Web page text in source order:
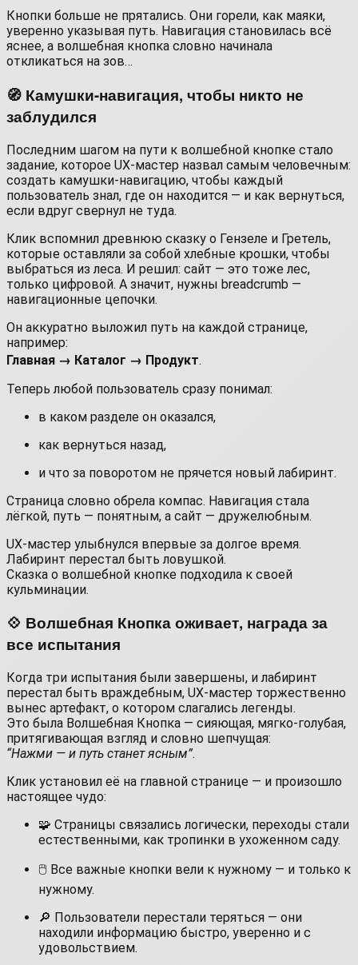
Кнопки больше не прятались. Они горели, как маяки,
уверенно указывая путь. Навигация становилась всё
яснее, а волшебная кнопка словно начинала
откликаться на зов…
🧭 Камушки-навигация, чтобы никто не
заблудился
Последним шагом на пути к волшебной кнопке стало
задание, которое UX-мастер назвал самым человечным:
создать камушки-навигацию, чтобы каждый
пользователь знал, где он находится — и как вернуться,
если вдруг свернул не туда.
Клик вспомнил древнюю сказку о Гензеле и Гретель,
которые оставляли за собой хлебные крошки, чтобы
выбраться из леса. И решил: сайт — это тоже лес,
только цифровой. А значит, нужны breadcrumb —
навигационные цепочки.
Он аккуратно выложил путь на каждой странице,
например:
Главная → Каталог → Продукт.
Теперь любой пользователь сразу понимал:
в каком разделе он оказался,
как вернуться назад,
и что за поворотом не прячется новый лабиринт.
Страница словно обрела компас. Навигация стала
лёгкой, путь — понятным, а сайт — дружелюбным.
UX-мастер улыбнулся впервые за долгое время.
Лабиринт перестал быть ловушкой.
Сказка о волшебной кнопке подходила к своей
кульминации.
💠 Волшебная Кнопка оживает, награда за
все испытания
Когда три испытания были завершены, и лабиринт
перестал быть враждебным, UX-мастер торжественно
вынес артефакт, о котором слагались легенды.
Это была Волшебная Кнопка — сияющая, мягко-голубая,
притягивающая взгляд и словно шепчущая:
“Нажми — и путь станет ясным”.
Клик установил её на главной странице — и произошло
настоящее чудо:
🧩 Страницы связались логически, переходы стали
естественными, как тропинки в ухоженном саду.
🖱 Все важные кнопки вели к нужному — и только к
нужному.
🔎 Пользователи перестали теряться — они
находили информацию быстро, уверенно и с
удовольствием.